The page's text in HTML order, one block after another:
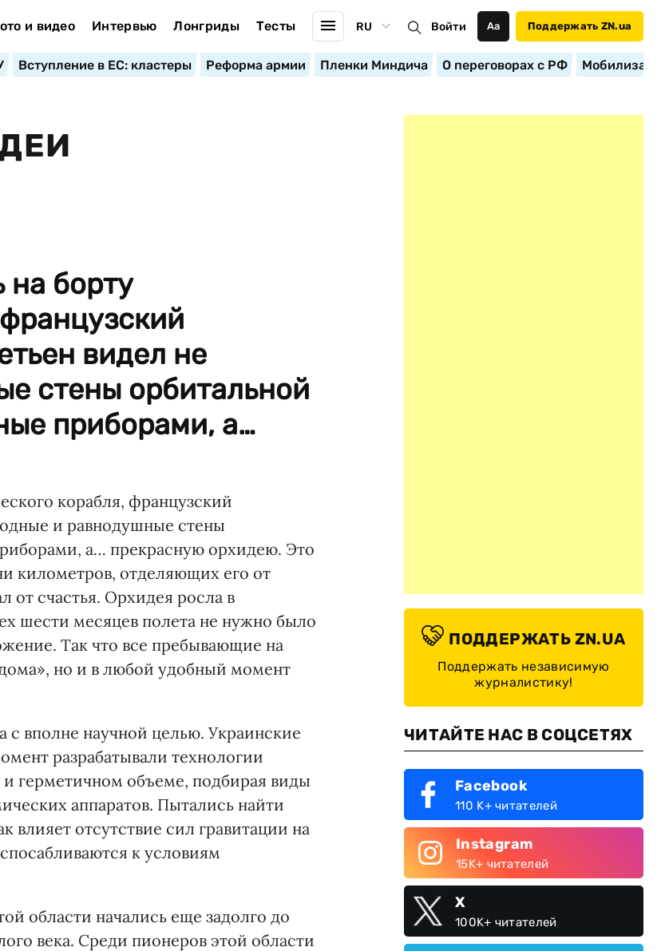
и видео Интервью Лонгриды Тесты RU Войти Аа Поддержать ZN.ua
Вступление в ЕС: кластеры Реформа армии Пленки Миндича О переговорах с РФ
на борту
видел не
стены орбитальной
приборами, а…
корабля, французский
и равнодушные стены
а… прекрасную орхидею. Это
километров, отделяющих его от
счастья. Орхидея росла в
шести месяцев полета не нужно было
Так что все пребывающие на
но и в любой удобный момент
с вполне научной целью. Украинские
разрабатывали технологии
герметичном объеме, подбирая виды
аппаратов. Пытались найти
влияет отсутствие сил гравитации на
к условиям
области начались еще задолго до
века. Среди пионеров этой области
ПОДДЕРЖАТЬ ZN.UA
Поддержать независимую
журналистику!
ЧИТАЙТЕ НАС В СОЦСЕТЯХ
Facebook
110 K+ читателей
Instagram
15K+ читателей
X
100K+ читателей